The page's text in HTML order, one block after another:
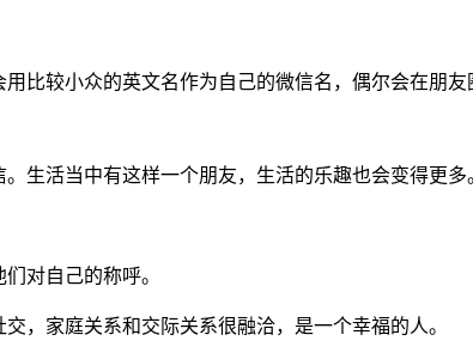
比较小众的英文名作为自己的微信名，偶尔会在朋
生活当中有这样一个朋友，生活的乐趣也会变得更多
对自己的称呼。
，家庭关系和交际关系很融洽，是一个幸福的人。